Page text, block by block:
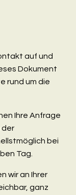
auf und
Dokument
rund um die
Ihre Anfrage
der
bei
Tag.
wir an Ihrer
ganz